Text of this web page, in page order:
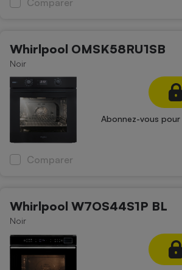
Comparer
Whirlpool OMSK58RU1SB
Noir
Abonnez-vous
Comparer
Whirlpool W7OS44S1P BL
Noir